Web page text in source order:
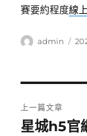
賽要約程度線
作
admin
發
章
上一篇文章
上
星城h5官